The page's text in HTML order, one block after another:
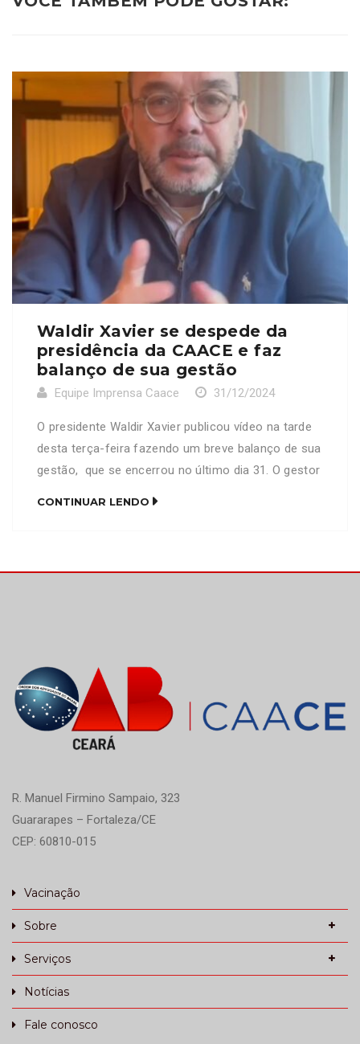
Waldir Xavier se despede da
presidência da CAACE e faz
balanço de sua gestão
Equipe Imprensa Caace 31/12/2024
O presidente Waldir Xavier publicou vídeo na tarde
desta terça-feira fazendo um breve balanço de sua
gestão, que se encerrou no último dia 31. O gestor
CONTINUAR LENDO
R. Manuel Firmino Sampaio, 323
Guararapes – Fortaleza/CE
CEP: 60810-015
Vacinação
Sobre
Serviços
Notícias
Fale conosco